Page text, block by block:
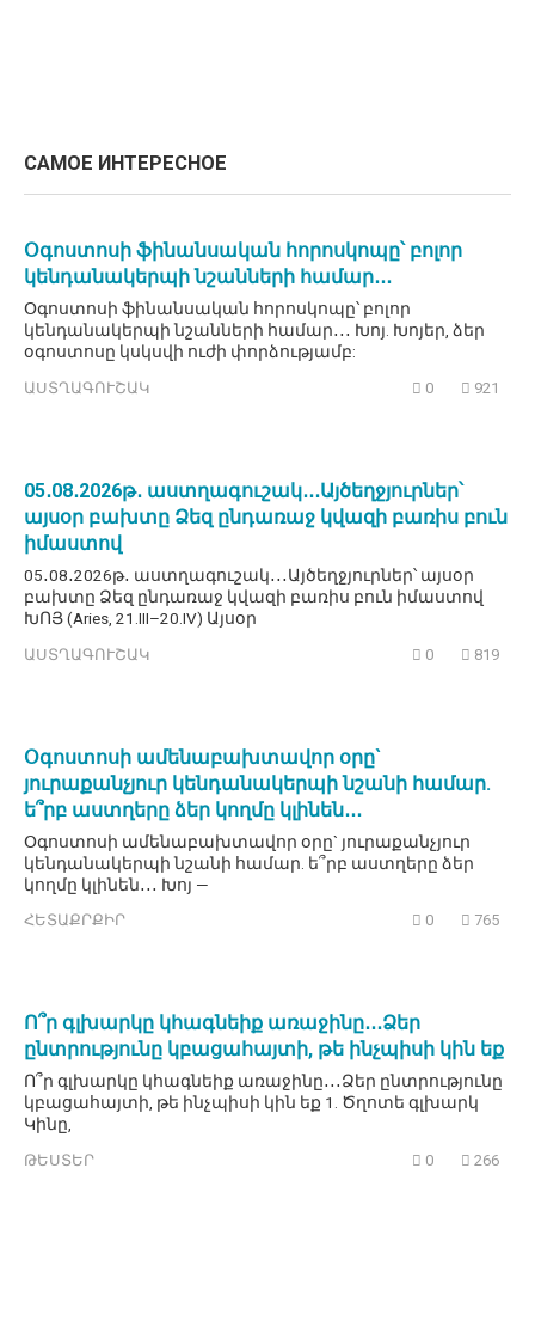
САМОЕ ИНТЕРЕСНОЕ
Օգոստոսի ֆինանսական հորոսկոպը՝ բոլոր
կենդանակերպի նշանների համար․․․
Օգոստոսի ֆինանսական հորոսկոպը՝ բոլոր
կենդանակերպի նշանների համար․․․ Խոյ. Խոյեր, ձեր
օգոստոսը կսկսվի ուժի փորձությամբ:
ԱՍՏՂԱԳՈՒՇԱԿ 0 921
05․08․2026թ․ աստղագուշակ․․․Այծեղջյուրներ՝
այսօր բախտը Ձեզ ընդառաջ կվազի բառիս բուն
իմաստով
05․08․2026թ․ աստղագուշակ․․․Այծեղջյուրներ՝ այսօր
բախտը Ձեզ ընդառաջ կվազի բառիս բուն իմաստով
ԽՈՅ (Aries, 21.III–20.IV) Այսօր
ԱՍՏՂԱԳՈՒՇԱԿ 0 819
Օգոստոսի ամենաբախտավոր օրը`
յուրաքանչյուր կենդանակերպի նշանի համար.
ե՞րբ աստղերը ձեր կողմը կլինեն․․․
Օգոստոսի ամենաբախտավոր օրը` յուրաքանչյուր
կենդանակերպի նշանի համար. ե՞րբ աստղերը ձեր
կողմը կլինեն․․․ Խոյ —
ՀԵՏԱՔՐՔԻՐ 0 765
Ո՞ր գլխարկը կհագնեիք առաջինը․․․Ձեր
ընտրությունը կբացահայտի, թե ինչպիսի կին եք
Ո՞ր գլխարկը կհագնեիք առաջինը․․․Ձեր ընտրությունը
կբացահայտի, թե ինչպիսի կին եք 1. Ծղոտե գլխարկ
Կինը,
ԹԵՍՏԵՐ 0 266